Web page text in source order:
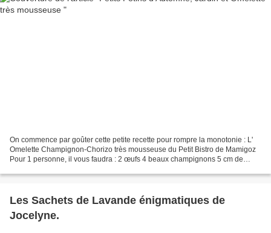
On commence par goûter cette petite recette pour rompre la monotonie : L'
Omelette Champignon-Chorizo très mousseuse du Petit Bistro de Mamigoz
Pour 1 personne, il vous faudra : 2 œufs 4 beaux champignons 5 cm de
Les Sachets de Lavande énigmatiques de
Jocelyne.